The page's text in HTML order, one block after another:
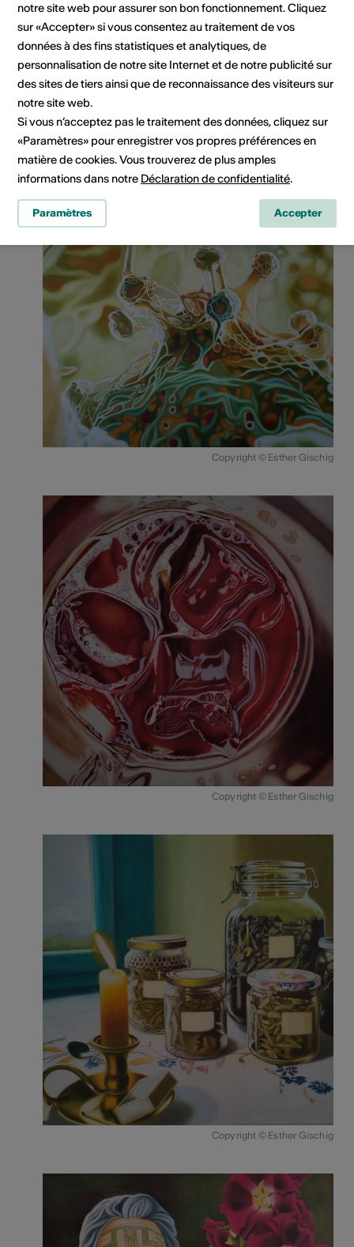
Copyright © Esther Gischig
Copyright © Esther Gischig
Copyright © Esther Gischig
Copyright © Esther Gischig
notre site web pour assurer son bon fonctionnement. Cliquez
sur «Accepter» si vous consentez au traitement de vos
données à des fins statistiques et analytiques, de
personnalisation de notre site Internet et de notre publicité sur
des sites de tiers ainsi que de reconnaissance des visiteurs sur
notre site web.
Si vous n’acceptez pas le traitement des données, cliquez sur
«Paramètres» pour enregistrer vos propres préférences en
matière de cookies. Vous trouverez de plus amples
informations dans notre Déclaration de confidentialité.
Paramètres Accepter